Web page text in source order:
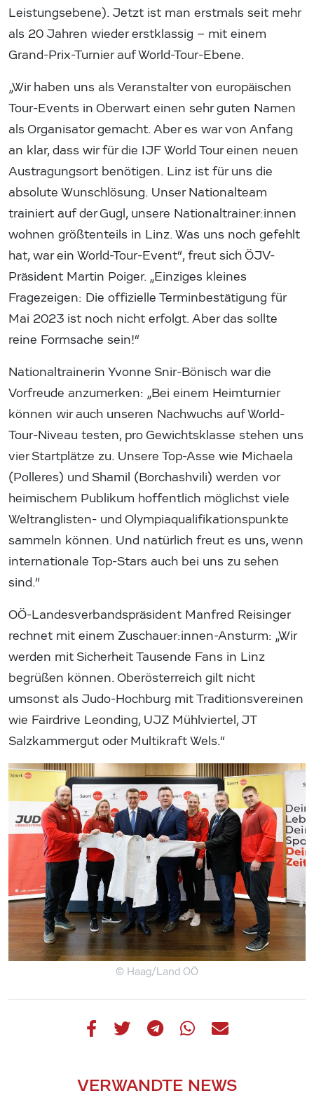
Leistungsebene). Jetzt ist man erstmals seit mehr
als 20 Jahren wieder erstklassig – mit einem
Grand-Prix-Turnier auf World-Tour-Ebene.
„Wir haben uns als Veranstalter von europäischen
Tour-Events in Oberwart einen sehr guten Namen
als Organisator gemacht. Aber es war von Anfang
an klar, dass wir für die IJF World Tour einen neuen
Austragungsort benötigen. Linz ist für uns die
absolute Wunschlösung. Unser Nationalteam
trainiert auf der Gugl, unsere Nationaltrainer:innen
wohnen größtenteils in Linz. Was uns noch gefehlt
hat, war ein World-Tour-Event“, freut sich ÖJV-
Präsident Martin Poiger. „Einziges kleines
Fragezeigen: Die offizielle Terminbestätigung für
Mai 2023 ist noch nicht erfolgt. Aber das sollte
reine Formsache sein!“
Nationaltrainerin Yvonne Snir-Bönisch war die
Vorfreude anzumerken: „Bei einem Heimturnier
können wir auch unseren Nachwuchs auf World-
Tour-Niveau testen, pro Gewichtsklasse stehen uns
vier Startplätze zu. Unsere Top-Asse wie Michaela
(Polleres) und Shamil (Borchashvili) werden vor
heimischem Publikum hoffentlich möglichst viele
Weltranglisten- und Olympiaqualifikationspunkte
sammeln können. Und natürlich freut es uns, wenn
internationale Top-Stars auch bei uns zu sehen
sind.“
OÖ-Landesverbandspräsident Manfred Reisinger
rechnet mit einem Zuschauer:innen-Ansturm: „Wir
werden mit Sicherheit Tausende Fans in Linz
begrüßen können. Oberösterreich gilt nicht
umsonst als Judo-Hochburg mit Traditionsvereinen
wie Fairdrive Leonding, UJZ Mühlviertel, JT
Salzkammergut oder Multikraft Wels.“
© Haag/Land OÖ
VERWANDTE NEWS